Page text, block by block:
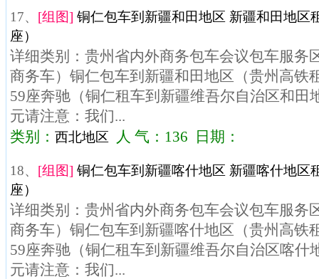
17、 [组图] 铜仁包车到新疆和田地区 新疆和田地区
座）
详细类别：贵州省内外商务包车会议包车服务
商务车）铜仁包车到新疆和田地区（贵州高铁
59座奔驰（铜仁租车到新疆维吾尔自治区和田
元请注意：我们...
类别： 西北地区 人 气：136 日期：
18、 [组图] 铜仁包车到新疆喀什地区 新疆喀什地区
座）
详细类别：贵州省内外商务包车会议包车服务
商务车）铜仁包车到新疆喀什地区（贵州高铁
59座奔驰（铜仁租车到新疆维吾尔自治区喀什
元请注意：我们...